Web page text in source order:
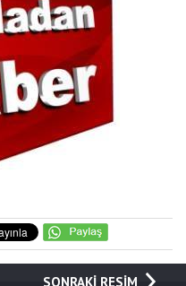
SONRAKİ RESİM